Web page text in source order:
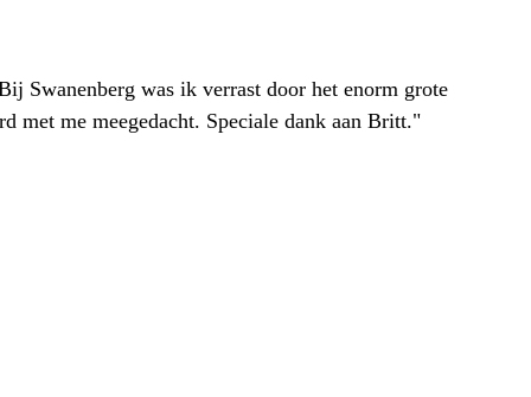
Swanenberg was ik verrast door het enorm grote
met me meegedacht. Speciale dank aan Britt."